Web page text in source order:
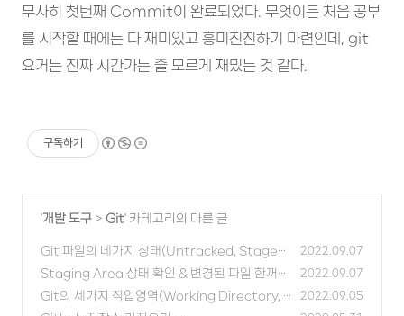
무사히 첫번째 Commit이 완료되었다. 무엇이든 처음 공부
를 시작할 때에는 다 재미있고 흥미진진하기 마련인데, git
요거는 진짜 시간가는 줄 모르게 재밌는 것 같다.
구독하기
'개발 도구 > Git' 카테고리의 다른 글
Git 파일의 네가지 상태(Untracked, Staged,
Unmodified, Modified)
(0)
2022.09.07
Staging Area 상태 확인 & 변경된 파일 한꺼번
에 git add 하기 (0)
2022.09.07
Git의 세가지 작업영역(Working Directory, S
2022.09.05